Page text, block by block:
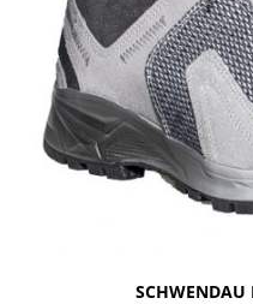
SCHWENDAU